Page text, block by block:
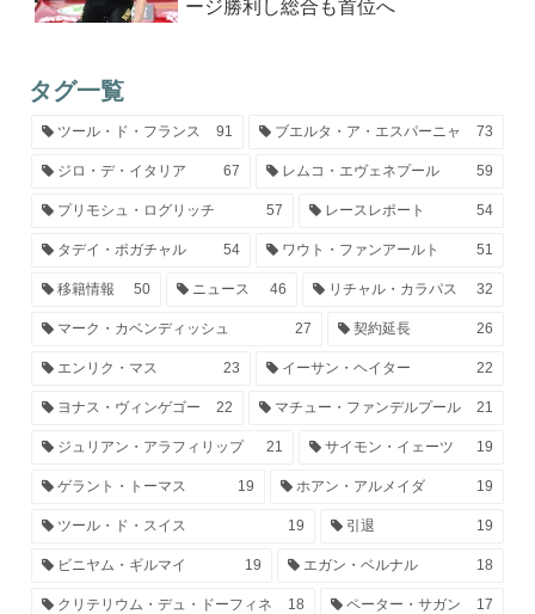
ージ勝利し総合も首位へ
タグ一覧
ツール・ド・フランス 91 ブエルタ・ア・エスパーニャ 73
ジロ・デ・イタリア 67 レムコ・エヴェネプール 59
プリモシュ・ログリッチ 57 レースレポート 54
タデイ・ポガチャル 54 ワウト・ファンアールト 51
移籍情報 50 ニュース 46 リチャル・カラパス 32
マーク・カベンディッシュ 27 契約延長 26
エンリク・マス 23 イーサン・ヘイター 22
ヨナス・ヴィンゲゴー 22 マチュー・ファンデルプール 21
ジュリアン・アラフィリップ 21 サイモン・イェーツ 19
ゲラント・トーマス 19 ホアン・アルメイダ 19
ツール・ド・スイス 19 引退 19
ビニヤム・ギルマイ 19 エガン・ベルナル 18
クリテリウム・デュ・ドーフィネ 18 ペーター・サガン 17